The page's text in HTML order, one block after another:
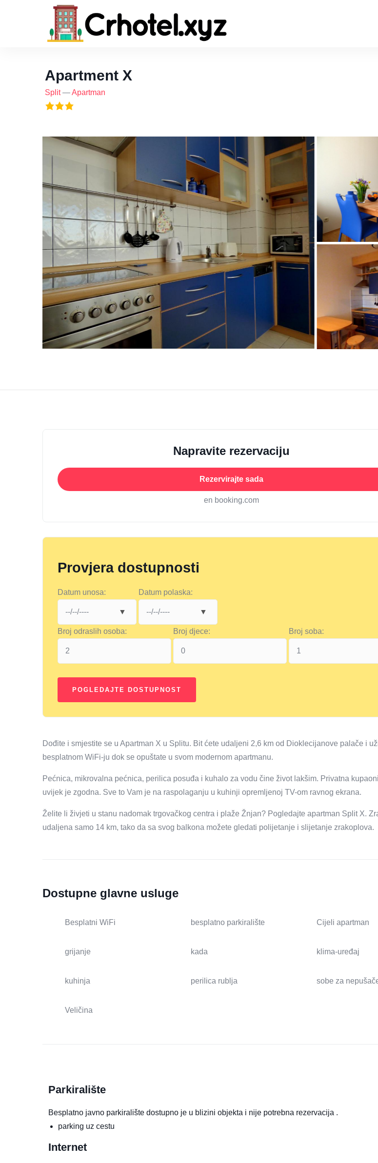
Apartment X
Split—Apartman
Napravite rezervaciju
Rezervirajte sada
en booking.com
Provjera dostupnosti
Datum unosa: Datum polaska:
Broj odraslih osoba: Broj djece: Broj soba:
Dođite i smjestite se u Apartman X u Splitu. Bit ćete udaljeni 2,6 km od Dioklecijanove palače i
besplatnom WiFi-ju dok se opuštate u svom modernom apartmanu.
Pećnica, mikrovalna pećnica, perilica posuđa i kuhalo za vodu čine život lakšim. Privatna
uvijek je zgodna. Sve to Vam je na raspolaganju u kuhinji opremljenoj TV-om ravnog ekrana.
Želite li živjeti u stanu nadomak trgovačkog centra i plaže Žnjan? Pogledajte apartman Split X.
udaljena samo 14 km, tako da sa svog balkona možete gledati polijetanje i slijetanje zrakoplova.
Dostupne glavne usluge
Besplatni WiFi besplatno parkiralište Cijeli apartman
grijanje kada klima-uređaj
kuhinja perilica rublja sobe za
Veličina
Parkiralište
Besplatno javno parkiralište dostupno je u blizini objekta i nije potrebna rezervacija .
parking uz cestu
Internet